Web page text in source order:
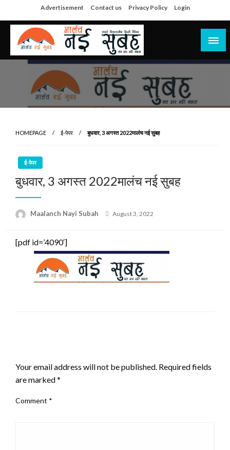
to
content
Advertisement Contact us Privacy Policy Login
मालंच नई सुबह
सच हार नही सकता
HOMEPAGE ई-पेपर बुधवार, 3 अगस्त 2022मालंच नई सुबह
ई-पेपर
बुधवार, 3 अगस्त 2022मालंच नई सुबह
Maalanch Nayi Subah
Posted
August 3, 2022
[pdf id=’4090′]
Your email address will not be published. Required fields
are marked*
Comment *